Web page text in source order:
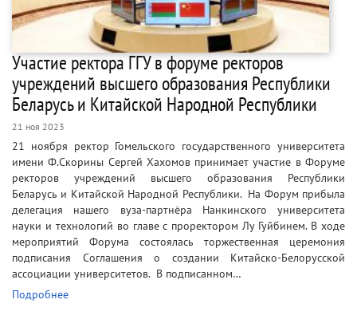
Участие ректора ГГУ в форуме ректоров
учреждений высшего образования Республики
Беларусь и Китайской Народной Республики
21 ноя 2023
21 ноября ректор Гомельского государственного университета
имени Ф.Скорины Сергей Хахомов принимает участие в Форуме
ректоров учреждений высшего образования Республики
Беларусь и Китайской Народной Республики. На Форум прибыла
делегация нашего вуза-партнёра Нанкинского университета
науки и технологий во главе с проректором Лу Гуйбинем. В ходе
мероприятий Форума состоялась торжественная церемония
подписания Соглашения о создании Китайско-Белорусской
ассоциации университетов. В подписанном…
Подробнее